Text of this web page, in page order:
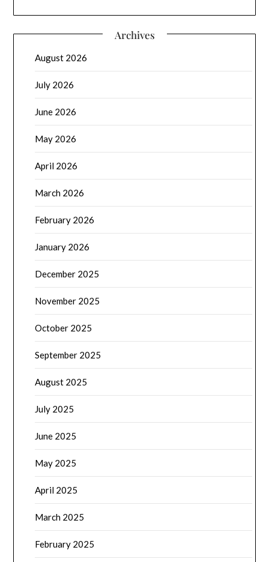
Archives
August 2026
July 2026
June 2026
May 2026
April 2026
March 2026
February 2026
January 2026
December 2025
November 2025
October 2025
September 2025
August 2025
July 2025
June 2025
May 2025
April 2025
March 2025
February 2025